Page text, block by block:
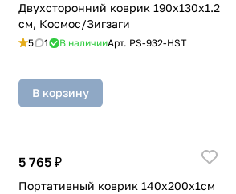
Двухсторонний коврик 190x130x1.2
см, Космос/Зигзаги
5 1 В наличииАрт. PS-932-HST
В корзину
5 765 ₽
Портативный коврик 140x200x1см